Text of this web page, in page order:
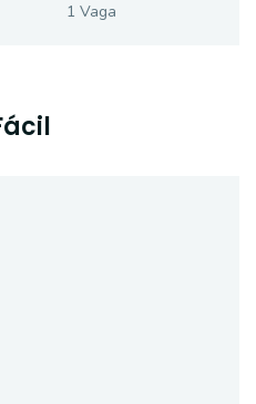
1 Vaga